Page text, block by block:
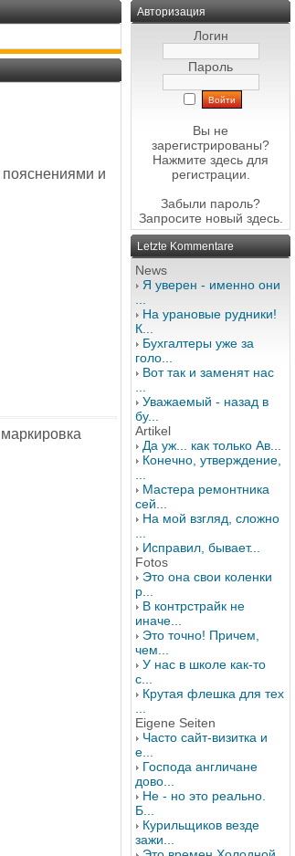
и
Авторизация
Логин
Пароль
Вы не
зарегистрированы?
Нажмите здесь для
регистрации.
Забыли пароль?
Запросите новый здесь.
Letzte Kommentare
News
Я уверен - именно они
На урановые рудники!
К...
Бухгалтеры уже за
голо...
Вот так и заменят нас
Уважаемый - назад в
бу...
Artikel
Да уж... как только Ав...
Конечно, утверждение,
Мастера ремонтника
сей...
На мой взгляд, сложно
Исправил, бывает...
Fotos
Это она свои коленки
р...
В контрстрайк не
иначе...
Это точно! Причем,
чем...
У нас в школе как-то
с...
Крутая флешка для тех
Eigene Seiten
Часто сайт-визитка и
е...
Господа англичане
дово...
Не - но это реально.
Б...
Курильщиков везде
зажи...